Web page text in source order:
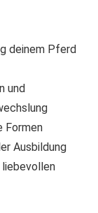
deinem Pferd
und
Formen
Ausbildung